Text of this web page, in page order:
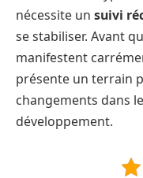
nécessite un suivi
se stabiliser. Avant
manifestent
présente un terrain
changements dans
développement.